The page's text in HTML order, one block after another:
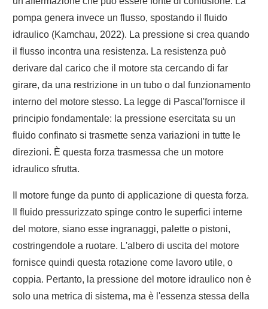
pompa genera invece un flusso, spostando il fluido
idraulico (Kamchau, 2022). La pressione si crea quando
il flusso incontra una resistenza. La resistenza può
derivare dal carico che il motore sta cercando di far
girare, da una restrizione in un tubo o dal funzionamento
interno del motore stesso. La legge di Pascal'fornisce il
principio fondamentale: la pressione esercitata su un
fluido confinato si trasmette senza variazioni in tutte le
direzioni. È questa forza trasmessa che un motore
idraulico sfrutta.
Il motore funge da punto di applicazione di questa forza.
Il fluido pressurizzato spinge contro le superfici interne
del motore, siano esse ingranaggi, palette o pistoni,
costringendole a ruotare. L'albero di uscita del motore
fornisce quindi questa rotazione come lavoro utile, o
coppia. Pertanto, la pressione del motore idraulico non è
solo una metrica di sistema, ma è l'essenza stessa della